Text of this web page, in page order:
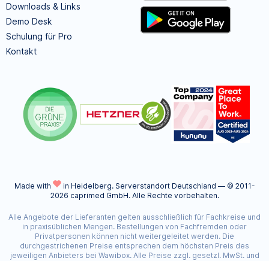
Downloads & Links
Demo Desk
Schulung für Pro
Kontakt
Made with in Heidelberg. Serverstandort Deutschland — © 2011-
2026 caprimed GmbH. Alle Rechte vorbehalten.
Alle Angebote der Lieferanten gelten ausschließlich für Fachkreise und
in praxisüblichen Mengen. Bestellungen von Fachfremden oder
Privatpersonen können nicht weitergeleitet werden. Die
durchgestrichenen Preise entsprechen dem höchsten Preis des
jeweiligen Anbieters bei Wawibox. Alle Preise zzgl. gesetzl. MwSt. und